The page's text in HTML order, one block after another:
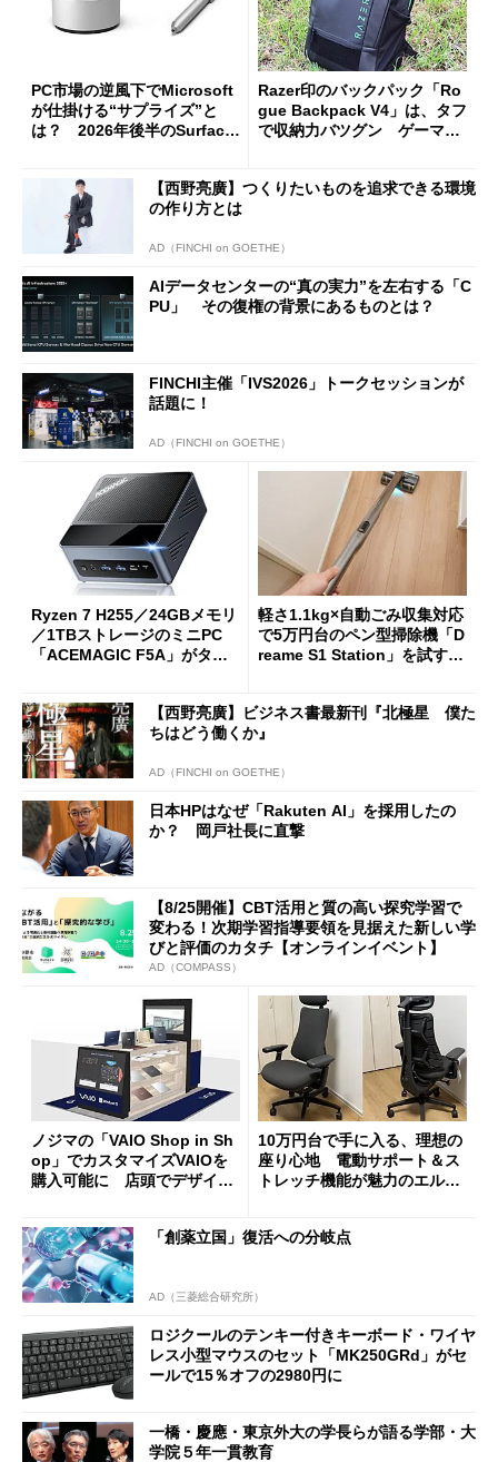
PC市場の逆風下でMicrosoft
が仕掛ける“サプライズ”と
は？ 2026年後半のSurface
Razer印のバックパック「Ro
gue Backpack V4」は、タフ
で収納力バツグン ゲーマー
【西野亮廣】つくりたいものを追求できる環境
の作り方とは
AD（FINCHI on GOETHE）
AIデータセンターの“真の実力”を左右する「C
PU」 その復権の背景にあるものとは？
FINCHI主催「IVS2026」トークセッションが
話題に！
AD（FINCHI on GOETHE）
Ryzen 7 H255／24GBメモリ
／1TBストレージのミニPC
「ACEMAGIC F5A」がタイ
軽さ1.1kg×自動ごみ収集対応
で5万円台のペン型掃除機「D
reame S1 Station」を試す
【西野亮廣】ビジネス書最新刊『北極星 僕た
ちはどう働くか』
AD（FINCHI on GOETHE）
日本HPはなぜ「Rakuten AI」を採用したの
か？ 岡戸社長に直撃
【8/25開催】CBT活用と質の高い探究学習で
変わる！次期学習指導要領を見据えた新しい学
びと評価のカタチ【オンラインイベント】
AD（COMPASS）
ノジマの「VAIO Shop in Sh
op」でカスタマイズVAIOを
購入可能に 店頭でデザイン
10万円台で手に入る、理想の
座り心地 電動サポート＆ス
トレッチ機能が魅力のエルゴ
「創薬立国」復活への分岐点
AD（三菱総合研究所）
ロジクールのテンキー付きキーボード・ワイヤ
レス小型マウスのセット「MK250GRd」がセ
ールで15％オフの2980円に
一橋・慶應・東京外大の学長らが語る学部・大
学院５年一貫教育